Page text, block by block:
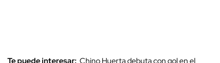
Te puede interesar: Chino Huerta debuta con gol en el